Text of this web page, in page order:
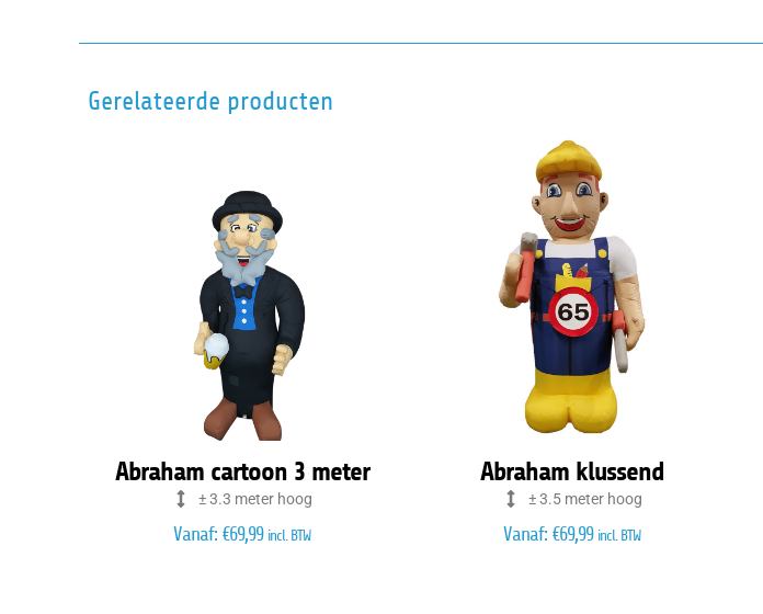
Gerelateerde producten
Abraham cartoon 3 meter
± 3.3 meter hoog
Vanaf: €69,99 incl. BTW
Abraham klussend
± 3.5 meter hoog
Vanaf: €69,99 incl. BTW